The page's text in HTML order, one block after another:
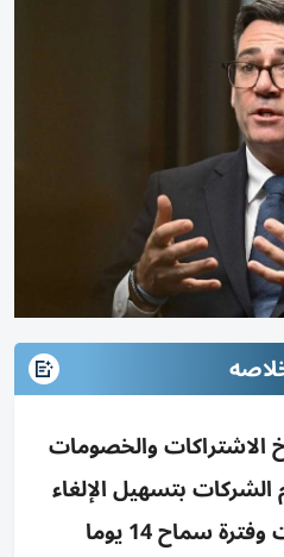
الاشتراكات والخصومات
الشركات بتسهيل الإلغاء
سماح 14 يوما